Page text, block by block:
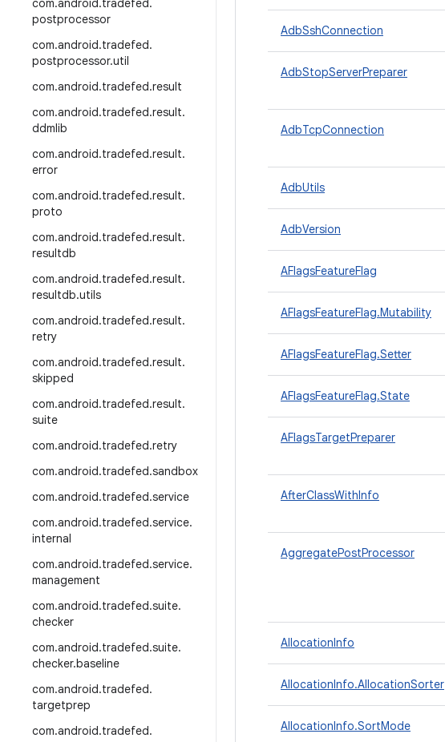
com.android.tradefed.
postprocessor
com.android.tradefed.
postprocessor.util
com.android.tradefed.result
com.android.tradefed.result.
ddmlib
com.android.tradefed.result.
error
com.android.tradefed.result.
proto
com.android.tradefed.result.
resultdb
com.android.tradefed.result.
resultdb.utils
com.android.tradefed.result.
retry
com.android.tradefed.result.
skipped
com.android.tradefed.result.
suite
com.android.tradefed.retry
com.android.tradefed.sandbox
com.android.tradefed.service
com.android.tradefed.service.
internal
com.android.tradefed.service.
management
com.android.tradefed.suite.
checker
com.android.tradefed.suite.
checker.baseline
com.android.tradefed.
targetprep
com.android.tradefed.
AdbSshConnection
AdbStopServerPreparer
AdbTcpConnection
AdbUtils
AdbVersion
AFlagsFeatureFlag
AFlagsFeatureFlag.Mutability
AFlagsFeatureFlag.Setter
AFlagsFeatureFlag.State
AFlagsTargetPreparer
AfterClassWithInfo
AggregatePostProcessor
AllocationInfo
AllocationInfo.AllocationSorter
AllocationInfo.SortMode